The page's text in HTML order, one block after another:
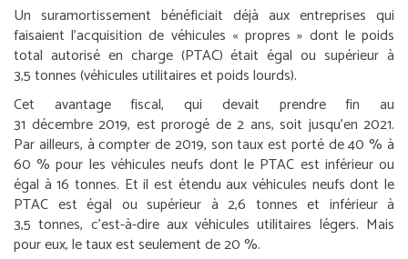
Un suramortissement bénéficiait déjà aux entreprises qui
faisaient l’acquisition de véhicules « propres » dont le poids
total autorisé en charge (PTAC) était égal ou supérieur à
3,5 tonnes (véhicules utilitaires et poids lourds).
Cet avantage fiscal, qui devait prendre fin au
31 décembre 2019, est prorogé de 2 ans, soit jusqu’en 2021.
Par ailleurs, à compter de 2019, son taux est porté de 40 % à
60 % pour les véhicules neufs dont le PTAC est inférieur ou
égal à 16 tonnes. Et il est étendu aux véhicules neufs dont le
PTAC est égal ou supérieur à 2,6 tonnes et inférieur à
3,5 tonnes, c’est-à-dire aux véhicules utilitaires légers. Mais
pour eux, le taux est seulement de 20 %.